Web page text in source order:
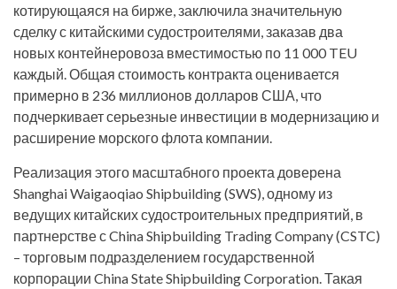
котирующаяся на бирже, заключила значительную
сделку с китайскими судостроителями, заказав два
новых контейнеровоза вместимостью по 11 000 TEU
каждый. Общая стоимость контракта оценивается
примерно в 236 миллионов долларов США, что
подчеркивает серьезные инвестиции в модернизацию и
расширение морского флота компании.
Реализация этого масштабного проекта доверена
Shanghai Waigaoqiao Shipbuilding (SWS), одному из
ведущих китайских судостроительных предприятий, в
партнерстве с China Shipbuilding Trading Company (CSTC)
– торговым подразделением государственной
корпорации China State Shipbuilding Corporation. Такая